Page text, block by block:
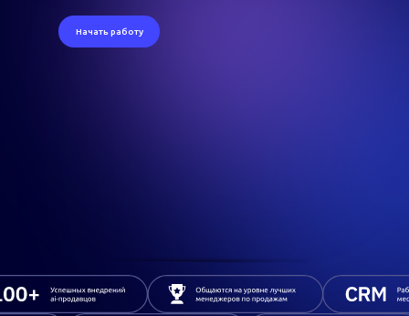
Начать работу